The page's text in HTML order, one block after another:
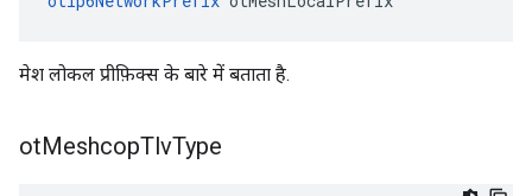
मेश लोकल प्रीफ़िक्स के बारे में बताता है.
otMeshcopTlvType